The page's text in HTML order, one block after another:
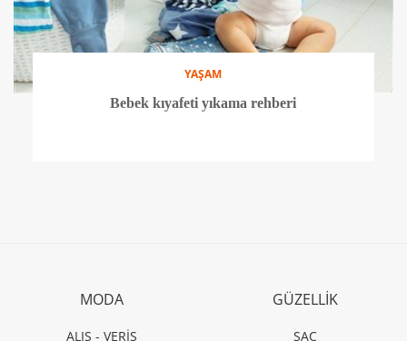
YAŞAM
Bebek kıyafeti yıkama rehberi
MODA
ALIŞ - VERİŞ
GÜZELLİK
SAÇ